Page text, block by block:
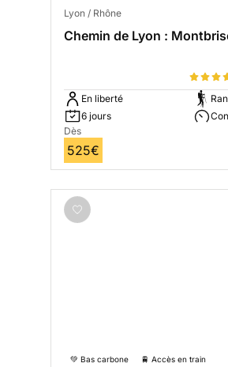
Lyon / Rhône
Chemin de Lyon :
En liberté
6 jours
Dès
525€
💚 Bas carbone 🚆 Accès en train